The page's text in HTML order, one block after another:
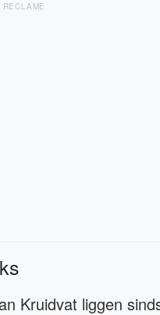
RECLAME
Kruidvat liggen